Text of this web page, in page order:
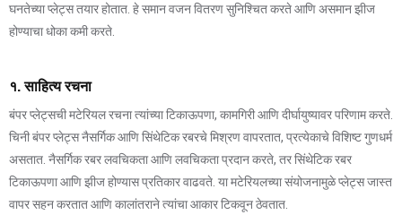
घनतेच्या प्लेट्स तयार होतात. हे समान वजन वितरण सुनिश्चित करते आणि असमान झीज
होण्याचा धोका कमी करते.
१. साहित्य रचना
बंपर प्लेट्सची मटेरियल रचना त्यांच्या टिकाऊपणा, कामगिरी आणि दीर्घायुष्यावर परिणाम करते.
चिनी बंपर प्लेट्स नैसर्गिक आणि सिंथेटिक रबरचे मिश्रण वापरतात, प्रत्येकाचे विशिष्ट गुणधर्म
असतात. नैसर्गिक रबर लवचिकता आणि लवचिकता प्रदान करते, तर सिंथेटिक रबर
टिकाऊपणा आणि झीज होण्यास प्रतिकार वाढवते. या मटेरियलच्या संयोजनामुळे प्लेट्स जास्त
वापर सहन करतात आणि कालांतराने त्यांचा आकार टिकवून ठेवतात.